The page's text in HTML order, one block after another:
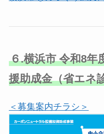
６.横浜市 令和8年
援助成金（省エネ
＜募集案内チラシ＞